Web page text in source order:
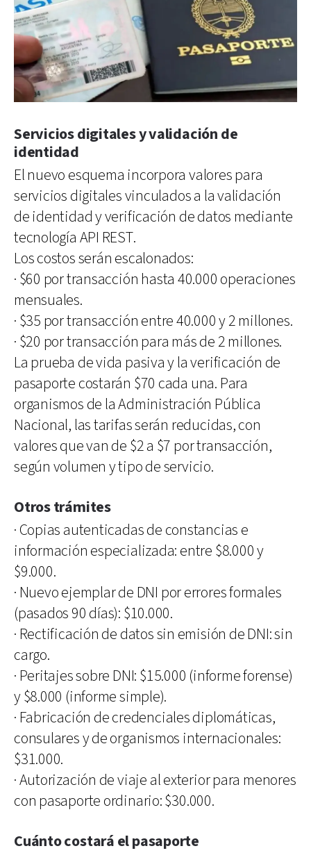
Servicios digitales y validación de
identidad
El nuevo esquema incorpora valores para
servicios digitales vinculados a la validación
de identidad y verificación de datos mediante
tecnología API REST.
Los costos serán escalonados:
· $60 por transacción hasta 40.000 operaciones
mensuales.
· $35 por transacción entre 40.000 y 2 millones.
· $20 por transacción para más de 2 millones.
La prueba de vida pasiva y la verificación de
pasaporte costarán $70 cada una. Para
organismos de la Administración Pública
Nacional, las tarifas serán reducidas, con
valores que van de $2 a $7 por transacción,
según volumen y tipo de servicio.
Otros trámites
· Copias autenticadas de constancias e
información especializada: entre $8.000 y
$9.000.
· Nuevo ejemplar de DNI por errores formales
(pasados 90 días): $10.000.
· Rectificación de datos sin emisión de DNI: sin
cargo.
· Peritajes sobre DNI: $15.000 (informe forense)
y $8.000 (informe simple).
· Fabricación de credenciales diplomáticas,
consulares y de organismos internacionales:
$31.000.
·Autorización de viaje al exterior para menores
con pasaporte ordinario: $30.000.
Cuánto costará el pasaporte